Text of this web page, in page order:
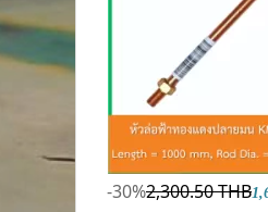
-30%2,300.50 THB